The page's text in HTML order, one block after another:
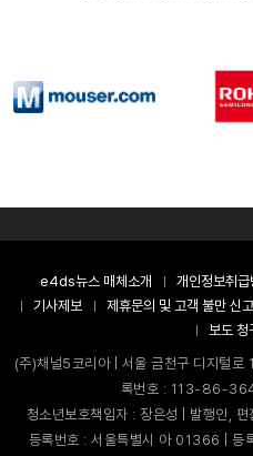
e4ds뉴스 매체소개 개인정보취급
기사제보
제휴문의 및 고객 불만 신고
보도 청
(주)채널5코리아 | 서울 금천구 디지털
록번호 : 113-86-
청소년보호책임자 : 장은성 | 발행인,
등록번호 : 서울특별시 아 01366 |